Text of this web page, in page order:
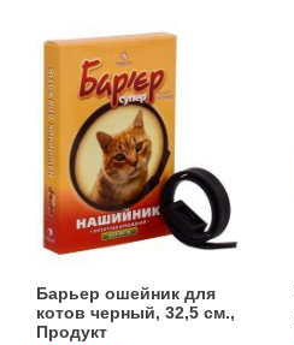
Барьер ошейник для
котов черный, 32,5 см.,
Продукт